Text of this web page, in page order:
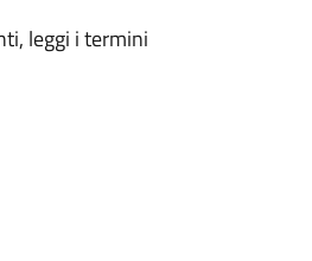
leggi i termini